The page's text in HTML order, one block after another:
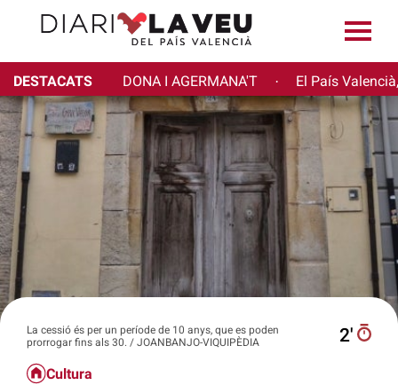
DESTACATS DONA I AGERMANA'T · El País
La cessió és per un període de 10 anys, que es poden
prorrogar fins als 30. / JOANBANJO-VIQUIPÈDIA
2′
Cultura